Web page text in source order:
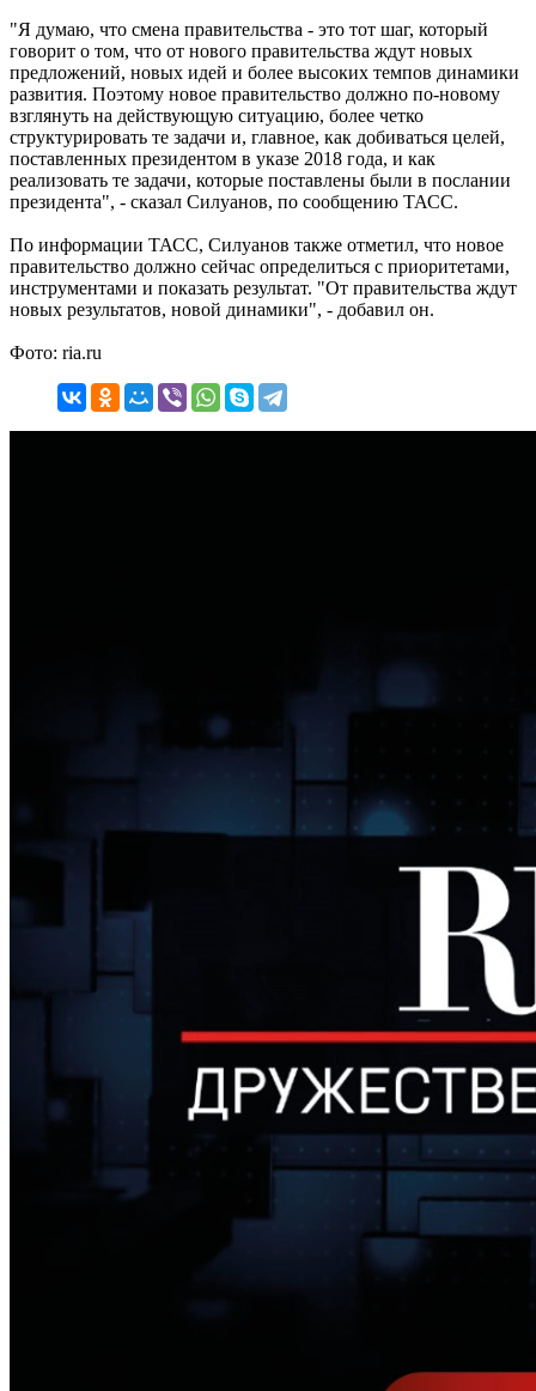
"Я думаю, что смена правительства - это тот шаг, который
говорит о том, что от нового правительства ждут новых
предложений, новых идей и более высоких темпов динамики
развития. Поэтому новое правительство должно по-новому
взглянуть на действующую ситуацию, более четко
структурировать те задачи и, главное, как добиваться целей,
поставленных президентом в указе 2018 года, и как
реализовать те задачи, которые поставлены были в послании
президента", - сказал Силуанов, по сообщению ТАСС.
По информации ТАСС, Силуанов также отметил, что новое
правительство должно сейчас определиться с приоритетами,
инструментами и показать результат. "От правительства ждут
новых результатов, новой динамики", - добавил он.
Фото: ria.ru